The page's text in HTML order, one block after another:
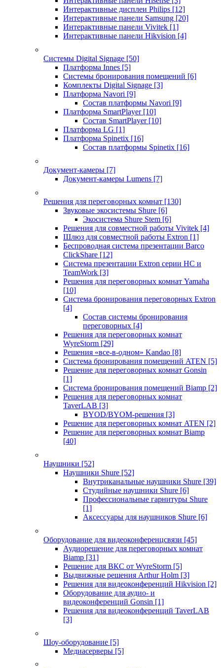
Интерактивные дисплеи Philips [12]
Интерактивные панели Samsung [20]
Интерактивные панели Vivitek [1]
Интерактивные панели Hikvision [4]
Системы Digital Signage [50]
Платформа Innes [5]
Системы бронирования помещений [6]
Комплекты Digital Signage [3]
Платформа Navori [9]
Состав платформы Navori [9]
Платформа SmartPlayer [10]
Состав SmartPlayer [10]
Платформа LG [1]
Платформа Spinetix [16]
Состав платформы Spinetix [16]
Документ-камеры [7]
Документ-камеры Lumens [7]
Решения для переговорных комнат [130]
Звуковые экосистемы Shure [6]
Экосистема Shure Stem [6]
Решения для совместной работы Vivitek [4]
Шлюз для совместной работы Extron [1]
Беспроводная система презентации Barco
ClickShare [12]
Система презентации Extron серии HC и
TeamWork [3]
Решения для переговорных комнат Yamaha
[10]
Система бронирования переговорных Extron
[4]
Состав системы бронирования
переговорных [4]
Решения для переговорных комнат
WyreStorm [29]
Решения «все-в-одном» Kandao [8]
Система бронирования помещений ATEN [5]
Решение для переговорных комнат Gonsin
[1]
Система бронирования помещений Biamp [2]
Решения для переговорных комнат
TaverLAB [3]
BYOD/BYOM-решения [3]
Решение для переговорных комнат ATEN [2]
Решение для переговорных комнат Biamp
[40]
Наушники [52]
Наушники Shure [52]
Внутриканальные наушники Shure [39]
Студийные наушники Shure [6]
Профессиональные гарнитуры Shure
[1]
Аксессуары для наушников Shure [6]
Оборудование для видеоконференцсвязи [45]
Аудиорешение для переговорных комнат
Biamp [31]
Решение для ВКС от WyreStorm [5]
Выдвижные решения Arthur Holm [3]
Решения для видеоконференций Hikvision [2]
Оборудование для аудио- и
видеоконференций Gonsin [1]
Решения для видеоконференций TaverLAB
[3]
Шоу-оборудование [5]
Медиасерверы [5]